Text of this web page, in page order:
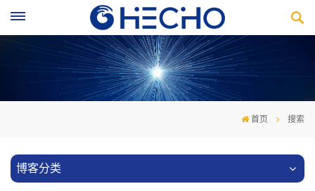
首页 搜索
博客分类